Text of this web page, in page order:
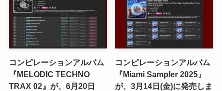
コンピレーションアルバム
『MELODIC TECHNO
TRAX 02』が、6月20日
コンピレーションアルバム
『Miami Sampler 2025』
が、3月14日(金)に発売しま